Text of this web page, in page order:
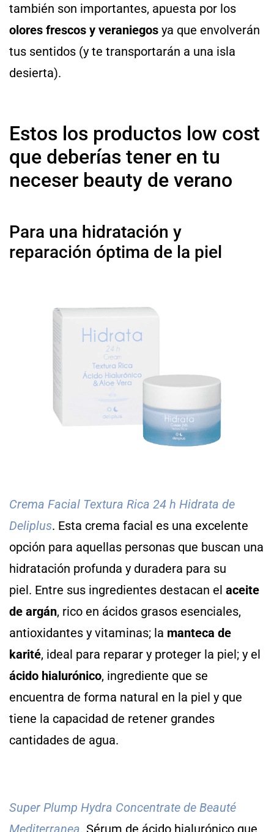
también son importantes, apuesta por los
olores frescos y veraniegos ya que envolverán
tus sentidos (y te transportarán a una isla
desierta).
Estos los productos low cost
que deberías tener en tu
neceser beauty de verano
Para una hidratación y
reparación óptima de la piel
Crema Facial Textura Rica 24 h Hidrata de
Deliplus. Esta crema facial es una excelente
opción para aquellas personas que buscan una
hidratación profunda y duradera para su
piel. Entre sus ingredientes destacan el aceite
de argán, rico en ácidos grasos esenciales,
antioxidantes y vitaminas; la manteca de
karité, ideal para reparar y proteger la piel; y el
ácido hialurónico, ingrediente que se
encuentra de forma natural en la piel y que
tiene la capacidad de retener grandes
cantidades de agua.
Super Plump Hydra Concentrate de Beauté